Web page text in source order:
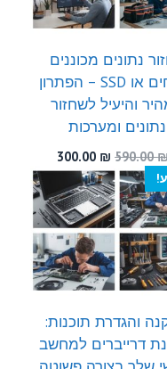
נתונים מכוננים
קשיחים או SSD – הפתרון
והיעיל לשחזור
נתונים ומערכות
590.00 המחיר
המקורי
היה:
590.00 ₪.
300.00 ₪
המחיר
הנוכחי
הוא:
300.00 ₪.
והגדרת תוכנות:
דרייברים למחשב